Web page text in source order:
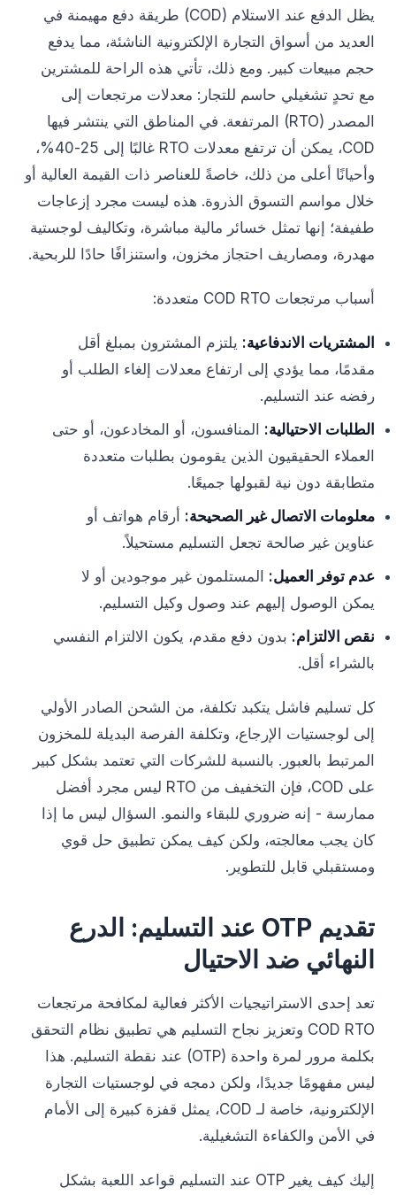
يظل الدفع عند الاستلام (COD) طريقة دفع مهيمنة في
العديد من أسواق التجارة الإلكترونية الناشئة، مما يدفع
حجم مبيعات كبير. ومع ذلك، تأتي هذه الراحة للمشترين
مع تحدٍ تشغيلي حاسم للتجار: معدلات مرتجعات إلى
المصدر (RTO) المرتفعة. في المناطق التي ينتشر فيها
COD، يمكن أن ترتفع معدلات RTO غالبًا إلى 25-40%،
وأحيانًا أعلى من ذلك، خاصةً للعناصر ذات القيمة العالية أو
خلال مواسم التسوق الذروة. هذه ليست مجرد إزعاجات
طفيفة؛ إنها تمثل خسائر مالية مباشرة، وتكاليف لوجستية
مهدرة، ومصاريف احتجاز مخزون، واستنزافًا حادًا للربحية.
أسباب مرتجعات COD RTO متعددة:
المشتريات الاندفاعية: يلتزم المشترون بمبلغ أقل
مقدمًا، مما يؤدي إلى ارتفاع معدلات إلغاء الطلب أو
رفضه عند التسليم.
الطلبات الاحتيالية: المنافسون، أو المخادعون، أو حتى
العملاء الحقيقيون الذين يقومون بطلبات متعددة
متطابقة دون نية لقبولها جميعًا.
معلومات الاتصال غير الصحيحة: أرقام هواتف أو
عناوين غير صالحة تجعل التسليم مستحيلاً.
عدم توفر العميل: المستلمون غير موجودين أو لا
يمكن الوصول إليهم عند وصول وكيل التسليم.
نقص الالتزام: بدون دفع مقدم، يكون الالتزام النفسي
بالشراء أقل.
كل تسليم فاشل يتكبد تكلفة، من الشحن الصادر الأولي
إلى لوجستيات الإرجاع، وتكلفة الفرصة البديلة للمخزون
المرتبط بالعبور. بالنسبة للشركات التي تعتمد بشكل كبير
على COD، فإن التخفيف من RTO ليس مجرد أفضل
ممارسة - إنه ضروري للبقاء والنمو. السؤال ليس ما إذا
كان يجب معالجته، ولكن كيف يمكن تطبيق حل قوي
ومستقبلي قابل للتطوير.
تقديم OTP عند التسليم: الدرع
النهائي ضد الاحتيال
تعد إحدى الاستراتيجيات الأكثر فعالية لمكافحة مرتجعات
COD RTO وتعزيز نجاح التسليم هي تطبيق نظام التحقق
بكلمة مرور لمرة واحدة (OTP) عند نقطة التسليم. هذا
ليس مفهومًا جديدًا، ولكن دمجه في لوجستيات التجارة
الإلكترونية، خاصة لـ COD، يمثل قفزة كبيرة إلى الأمام
في الأمن والكفاءة التشغيلية.
إليك كيف يغير OTP عند التسليم قواعد اللعبة بشكل